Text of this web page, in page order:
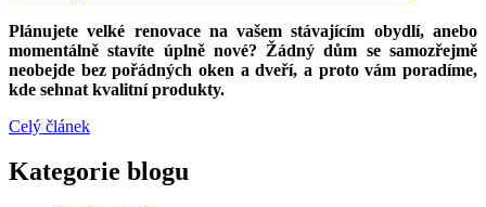
Plánujete velké renovace na vašem stávajícím obydlí, anebo
momentálně stavíte úplně nové? Žádný dům se samozřejmě
neobejde bez pořádných oken a dveří, a proto vám poradíme,
kde sehnat kvalitní produkty.
Celý článek
Kategorie blogu